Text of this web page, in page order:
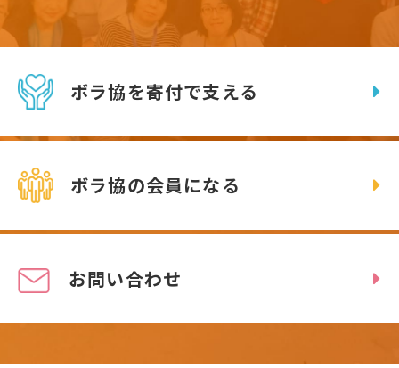
ボラ協を寄付で支える
ボラ協の会員になる
お問い合わせ